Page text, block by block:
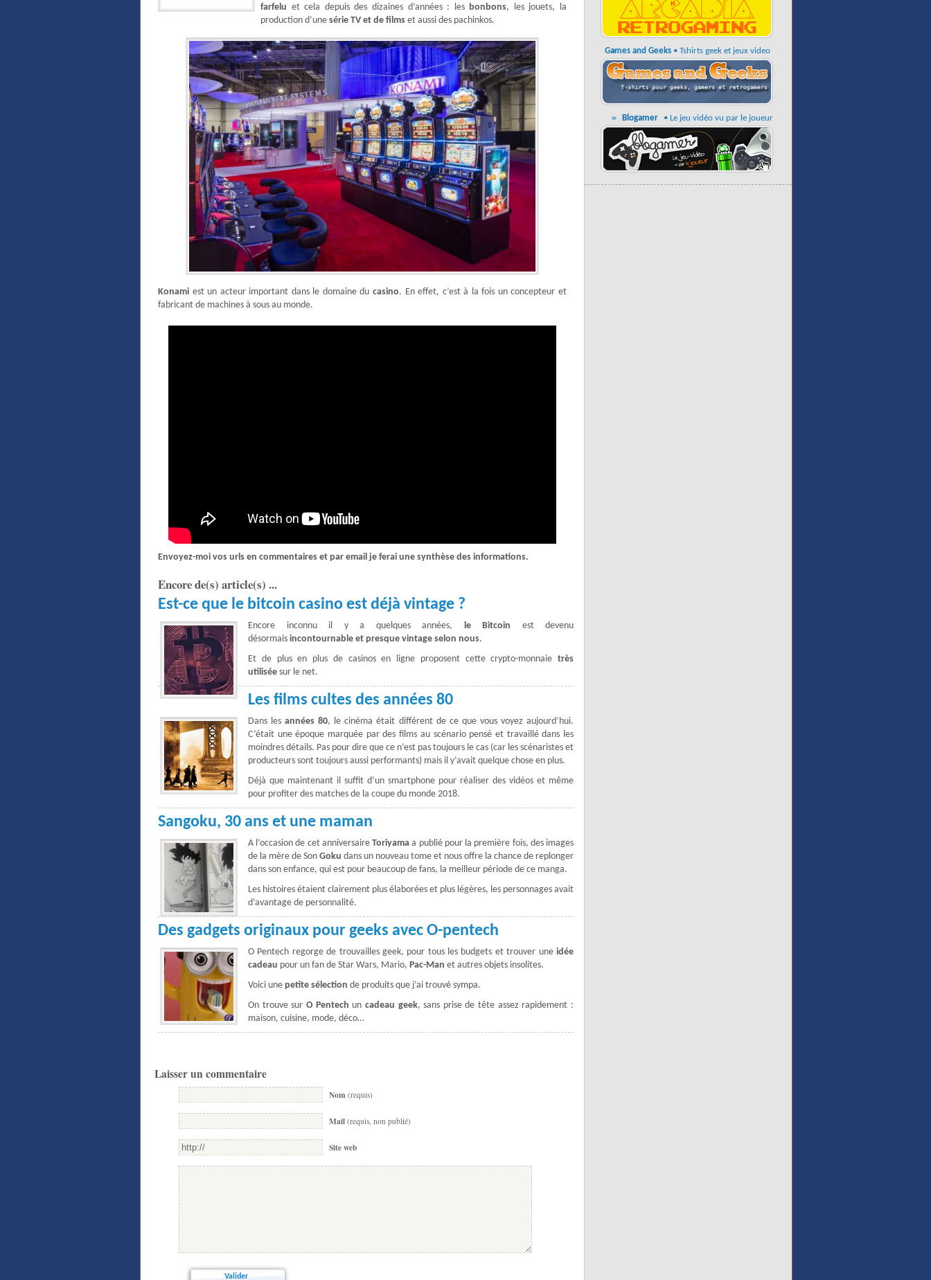
farfelu et cela depuis des dizaines d’années : les bonbons, les jouets, la
production d’une série TV et de films et aussi des pachinkos.
Konami est un acteur important dans le domaine du casino. En effet, c’est à la fois un concepteur et
fabricant de machines à sous au monde.
Envoyez-moi vos urls en commentaires et par email je ferai une synthèse des informations.
Encore de(s) article(s) ...
Est-ce que le bitcoin casino est déjà vintage ?
Encore inconnu il y a quelques années, le Bitcoin est devenu
désormais incontournable et presque vintage selon nous.
Et de plus en plus de casinos en ligne proposent cette crypto-monnaie très
utilisée sur le net.
Les films cultes des années 80
Dans lesannées 80, le cinéma était différent de ce que vous voyez aujourd’hui.
C’était une époque marquée par des films au scénario pensé et travaillé dans les
moindres détails. Pas pour dire que ce n’est pas toujours le cas (car les scénaristes et
producteurs sont toujours aussi performants) mais il y’avait quelque chose en plus.
Déjà que maintenant il suffit d’un smartphone pour réaliser des vidéos et même
pour profiter des matches de la coupe du monde 2018.
Sangoku, 30 ans et une maman
A l’occasion de cet anniversaireToriyama a publié pour la première fois, des images
de la mère de Son Goku dans un nouveau tome et nous offre la chance de replonger
dans son enfance, qui est pour beaucoup de fans, la meilleur période de ce manga.
Les histoires étaient clairement plus élaborées et plus légères, les personnages avait
d’avantage de personnalité.
Des gadgets originaux pour geeks avec O-pentech
O Pentech regorge de trouvailles geek, pour tous les budgets et trouver une idée
cadeau pour un fan de Star Wars, Mario, Pac-Man et autres objets insolites.
Voici une petite sélection de produits que j’ai trouvé sympa.
On trouve sur O Pentech un cadeau geek, sans prise de tête assez rapidement :
maison, cuisine, mode, déco…
Laisser un commentaire
Nom (requis)
Mail (requis, non publié)
Site web
Games and Geeks • Tshirts geek et jeux video
Blogamer • Le jeu vidéo vu par le joueur